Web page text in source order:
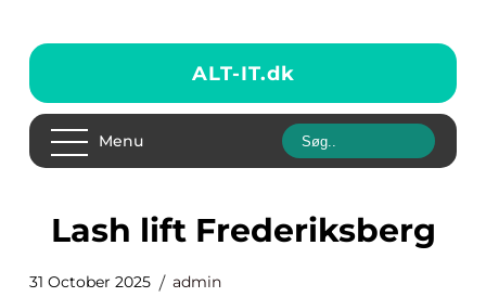
ALT-IT.dk
Menu
lash lift Frederiksberg
31 October 2025 admin